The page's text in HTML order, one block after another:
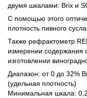
двумя шкалами: Brix и
С помощью этого
плотность пивного
Также рефрактометр
измерении содержания
изготовлении
Диапазон: от 0 до 32%
(удельная плотность)
Минимальная шкала: